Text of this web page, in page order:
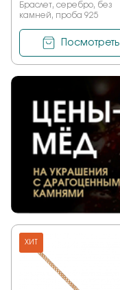
Браслет, серебро, без
камней, проба 925
Посмотреть
ХИТ